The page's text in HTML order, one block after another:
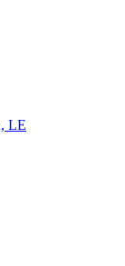
LE